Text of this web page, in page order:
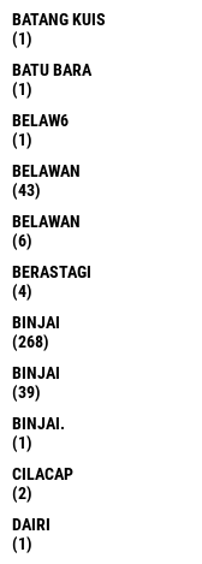
BATANG KUIS
(1)
BATU BARA
(1)
BELAW6
(1)
BELAWAN
(43)
BELAWAN
(6)
BERASTAGI
(4)
BINJAI
(268)
BINJAI
(39)
BINJAI.
(1)
CILACAP
(2)
DAIRI
(1)